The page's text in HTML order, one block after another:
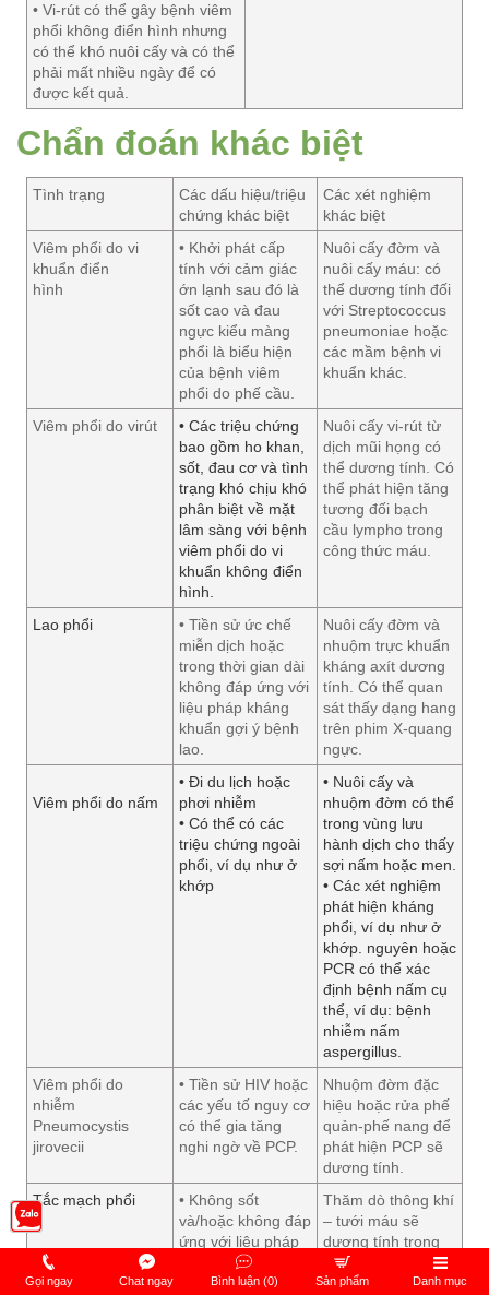
• Vi-rút có thể gây bệnh viêm
phổi không điển hình nhưng
có thể khó nuôi cấy và có thể
phải mất nhiều ngày để có
được kết quả.
Chẩn đoán khác biệt
Tình trạng
Các dấu hiệu/triệu
chứng khác biệt
Các xét nghiệm
khác biệt
Viêm phổi do vi
khuẩn điển
hình
• Khởi phát cấp
tính với cảm giác
ớn lạnh sau đó là
sốt cao và đau
ngực kiểu màng
phổi là biểu hiện
của bệnh viêm
phổi do phế cầu.
Nuôi cấy đờm và
nuôi cấy máu: có
thể dương tính đối
với Streptococcus
pneumoniae hoặc
các mầm bệnh vi
khuẩn khác.
Viêm phổi do virút
• Các triệu chứng
bao gồm ho khan,
sốt, đau cơ và tình
trạng khó chịu khó
phân biệt về mặt
lâm sàng với bệnh
viêm phổi do vi
khuẩn không điển
hình.
Nuôi cấy vi-rút từ
dịch mũi họng có
thể dương tính. Có
thể phát hiện tăng
tương đối bạch
cầu lympho trong
công thức máu.
Lao phổi
• Tiền sử ức chế
miễn dịch hoặc
trong thời gian dài
không đáp ứng với
liệu pháp kháng
khuẩn gợi ý bệnh
lao.
Nuôi cấy đờm và
nhuộm trực khuẩn
kháng axít dương
tính. Có thể quan
sát thấy dạng hang
trên phim X-quang
ngực.
Viêm phổi do nấm
• Đi du lịch hoặc
phơi nhiễm
• Có thể có các
triệu chứng ngoài
phổi, ví dụ như ở
khớp
• Nuôi cấy và
nhuộm đờm có thể
trong vùng lưu
hành dịch cho thấy
sợi nấm hoặc men.
• Các xét nghiệm
phát hiện kháng
phổi, ví dụ như ở
khớp. nguyên hoặc
PCR có thể xác
định bệnh nấm cụ
thể, ví dụ: bệnh
nhiễm nấm
aspergillus.
Viêm phổi do
nhiễm
Pneumocystis
jirovecii
• Tiền sử HIV hoặc
các yếu tố nguy cơ
có thể gia tăng
nghi ngờ về PCP.
Nhuộm đờm đặc
hiệu hoặc rửa phế
quản-phế nang để
phát hiện PCP sẽ
dương tính.
Tắc mạch phổi
• Không sốt
và/hoặc không đáp
ứng với liệu pháp
kháng sinh sẽ giúp
chẩn đoán thuyên
Thăm dò thông khí
– tưới máu sẽ
dương tính trong
thuyên tắc phổi.
Gọi ngay Chat ngay Bình luận (0) Sản phẩm Danh mục